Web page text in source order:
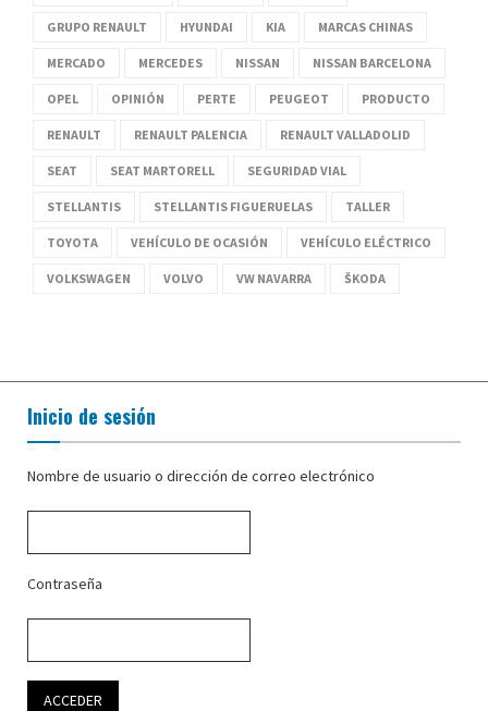
GRUPO RENAULT HYUNDAI KIA MARCAS CHINAS
MERCADO MERCEDES NISSAN NISSAN BARCELONA
OPEL OPINIÓN PERTE PEUGEOT PRODUCTO
RENAULT RENAULT PALENCIA RENAULT VALLADOLID
SEAT SEAT MARTORELL SEGURIDAD VIAL
STELLANTIS STELLANTIS FIGUERUELAS TALLER
TOYOTA VEHÍCULO DE OCASIÓN VEHÍCULO ELÉCTRICO
VOLKSWAGEN VOLVO VW NAVARRA ŠKODA
Inicio de sesión
Nombre de usuario o dirección de correo electrónico
Contraseña